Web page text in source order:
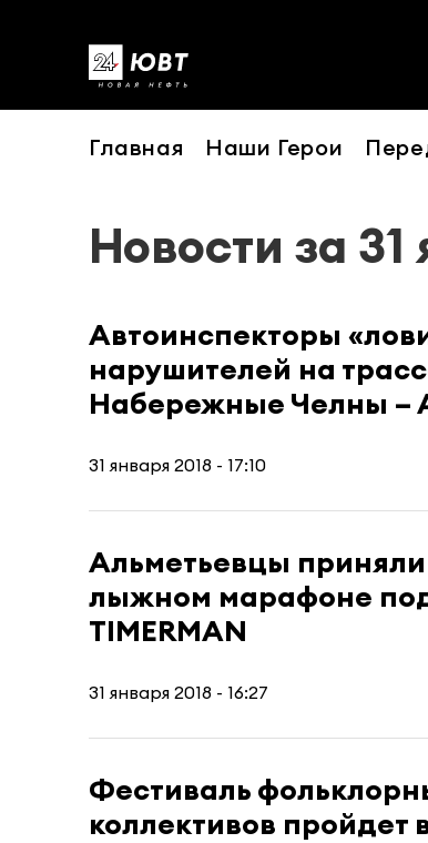
Главная Наши Герои
Новости за 31
Автоинспекторы
нарушителей на
Набережные Челны –
31 января 2018 - 17:10
Альметьевцы приняли
лыжном марафоне
TIMERMAN
31 января 2018 - 16:27
Фестиваль
коллективов пройдет